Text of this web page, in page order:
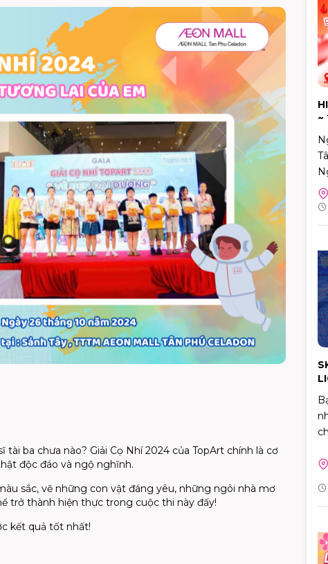
ba chưa nào? Giải Cọ Nhí 2024 của TopArt chính là cơ
độc đáo và ngộ nghĩnh.
sắc, vẽ những con vật đáng yêu, những ngôi nhà mơ
trở thành hiện thực trong cuộc thi này đấy!
kết quả tốt nhất!
~